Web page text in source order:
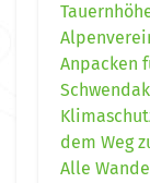
Anpacken
dem Weg
Alle